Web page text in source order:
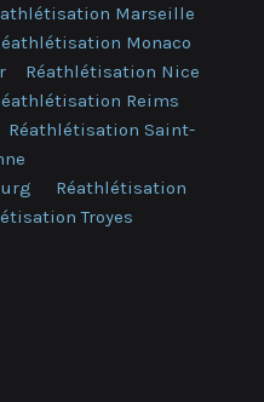
Marseille
Monaco
Réathlétisation Nice
Reims
Réathlétisation Saint-
Réathlétisation
Troyes